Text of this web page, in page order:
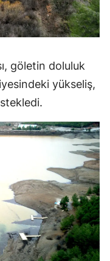
göletin doluluk
yükseliş,